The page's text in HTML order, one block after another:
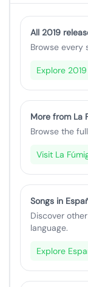
All 2019
Browse every
Explore 2019
More from La
Browse the
Visit La
Songs in
Discover
language.
Explore